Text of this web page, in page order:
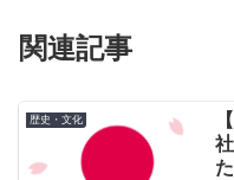
関連記事
歴史・文化